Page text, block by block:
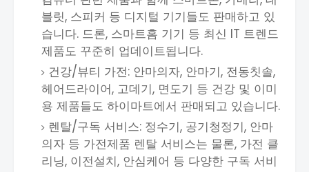
블릿, 스피커 등 디지털 기기들도 판매하고 있
습니다. 드론, 스마트홈 기기 등 최신 IT 트렌드
제품도 꾸준히 업데이트됩니다.
건강/뷰티 가전: 안마의자, 안마기, 전동칫솔,
헤어드라이어, 고데기, 면도기 등 건강 및 이미
용 제품들도 하이마트에서 판매되고 있습니다.
렌탈/구독 서비스: 정수기, 공기청정기, 안마
의자 등 가전제품 렌탈 서비스는 물론, 가전 클
리닝, 이전설치, 안심케어 등 다양한 구독 서비